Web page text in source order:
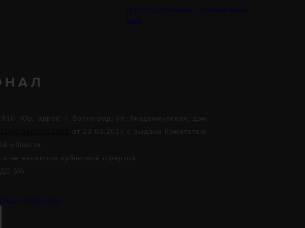
Доктор Саромыцкая - официальный
сайт
Юр. адрес: г. Волгоград, ул. Академическая, дом
от 23.03.2017 г. выдана Комитетом
области.
не являются публичной офертой.
5%